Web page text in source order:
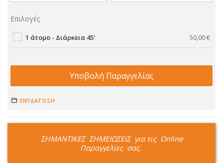
Επιλογές
1 άτομο - Διάρκεια 45' 50,00€
Υποβολή Παραγγελίας
ΕΝΥΔΑΤΩΣΗ
ΣΗΜΑΝΤΙΚΕΣ ΣΗΜΕΙΩΣΕΙΣ για τις Online
Παραγγελίες σας.